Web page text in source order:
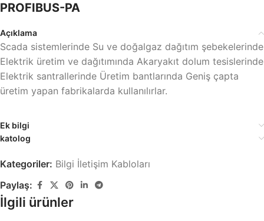
PROFIBUS-PA
Açıklama
Scada sistemlerinde Su ve doğalgaz dağıtım şebekelerinde
Elektrik üretim ve dağıtımında Akaryakıt dolum tesislerinde
Elektrik santrallerinde Üretim bantlarında Geniş çapta
üretim yapan fabrikalarda kullanılırlar.
Ek bilgi
katolog
Kategoriler: Bilgi İletişim Kabloları
Paylaş:
İlgili ürünler